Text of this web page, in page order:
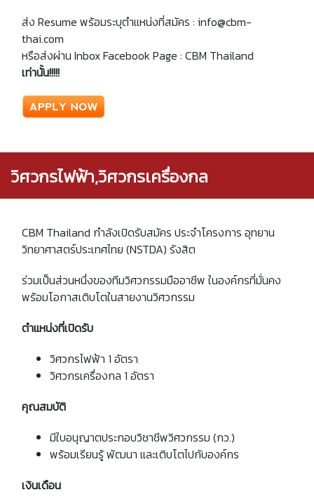
ส่ง Resume พร้อมระบุตำแหน่งที่สมัคร : info@cbm-
thai.com
หรือส่งผ่าน Inbox Facebook Page : CBM Thailand
เท่านั้น!!!!!
วิศวกรไฟฟ้า,วิศวกรเครื่องกล
CBM Thailand กำลังเปิดรับสมัคร ประจำโครงการ อุทยาน
วิทยาศาสตร์ประเทศไทย (NSTDA) รังสิต
ร่วมเป็นส่วนหนึ่งของทีมวิศวกรรมมืออาชีพ ในองค์กรที่มั่นคง
พร้อมโอกาสเติบโตในสายงานวิศวกรรม
ตำแหน่งที่เปิดรับ
วิศวกรไฟฟ้า 1 อัตรา
วิศวกรเครื่องกล 1 อัตรา
คุณสมบัติ
มีใบอนุญาตประกอบวิชาชีพวิศวกรรม (กว.)
พร้อมเรียนรู้ พัฒนา และเติบโตไปกับองค์กร
เงินเดือน